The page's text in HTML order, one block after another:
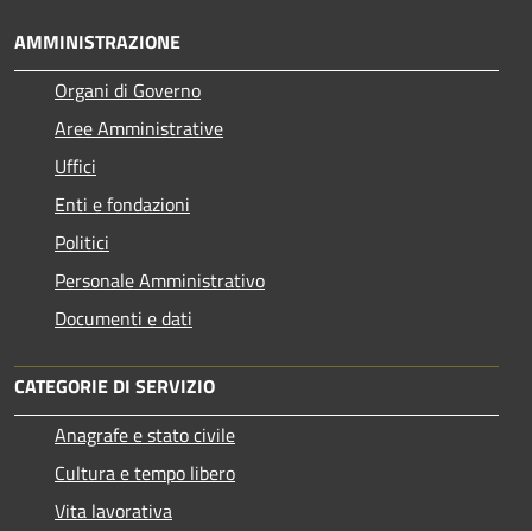
AMMINISTRAZIONE
Organi di Governo
Aree Amministrative
Uffici
Enti e fondazioni
Politici
Personale Amministrativo
Documenti e dati
CATEGORIE DI SERVIZIO
Anagrafe e stato civile
Cultura e tempo libero
Vita lavorativa